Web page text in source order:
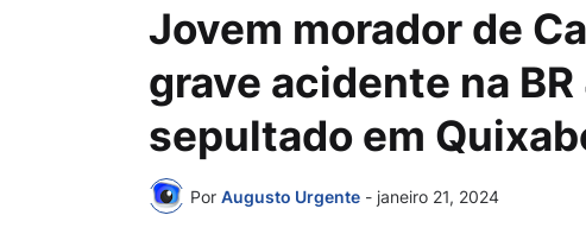
Jovem morador de
grave acidente na
sepultado em
Por Augusto Urgente - janeiro 21, 2024